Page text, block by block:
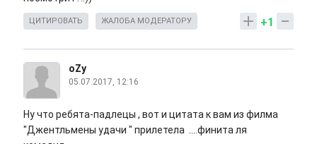
+1
ЦИТИРОВАТЬ ЖАЛОБА МОДЕРАТОРУ
oZy
05.07.2017, 12:16
Ну что ребята-падлецы , вот и цитата к вам из филма
"Джентльмены удачи " прилетела ....финита ля